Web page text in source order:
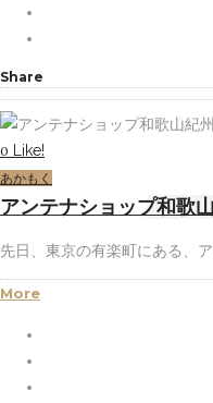
Share
0 Like!
あかもく
アンテナショップ和歌
先日、東京の有楽町にある、
More